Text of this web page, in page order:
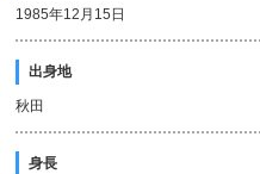
1985年12月15日
出身地
秋田
身長